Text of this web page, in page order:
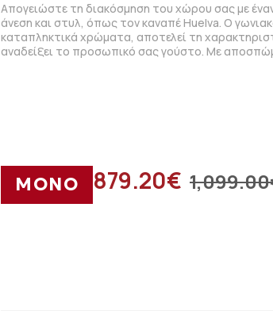
Απογειώστε τη διακόσμηση του χώρου σας με
άνεση και στυλ, όπως τον καναπέ Huelva. Ο
καταπληκτικά χρώματα, αποτελεί τη
αναδείξει το προσωπικό σας γούστο. Με
ΜΟΝΟ 1,099.00
879.20€